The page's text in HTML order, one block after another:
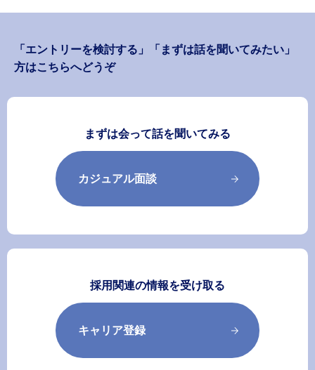
「エントリーを検討する」「まずは話を聞いてみたい」
方はこちらへどうぞ
まずは会って話を聞いてみる
カジュアル面談
採用関連の情報を受け取る
キャリア登録